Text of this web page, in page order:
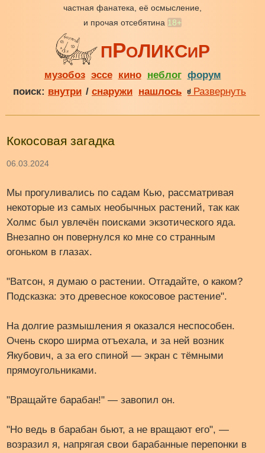
частная фанатека, её осмысление,
и прочая отсебятина 18+
ПРОЛИКСИР
музобоз эссе кино неблог форум
поиск: внутри / снаружи нашлось Развернуть
Кокосовая загадка
06.03.2024
Мы прогуливались по садам Кью, рассматривая
некоторые из самых необычных растений, так как
Холмс был увлечён поисками экзотического яда.
Внезапно он повернулся ко мне со странным
огоньком в глазах.
"Ватсон, я думаю о растении. Отгадайте, о каком?
Подсказка: это древесное кокосовое растение".
На долгие размышления я оказался неспособен.
Очень скоро ширма отъехала, и за ней возник
Якубович, а за его спиной — экран с тёмными
прямоугольниками.
"Вращайте барабан!" — завопил он.
"Но ведь в барабан бьют, а не вращают его", —
возразил я, напрягая свои барабанные перепонки в